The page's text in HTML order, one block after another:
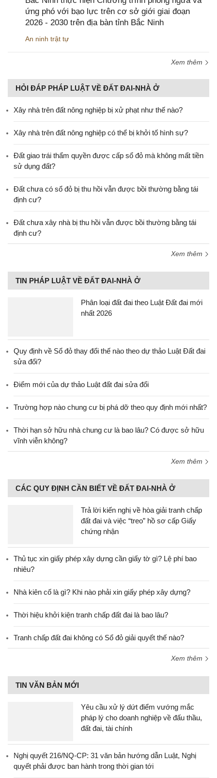
ứng phó với bạo lực trên cơ sở giới giai đoạn
2026 - 2030 trên địa bàn tỉnh Bắc Ninh
An ninh trật tự
Xem thêm
HỎI ĐÁP PHÁP LUẬT VỀ ĐẤT ĐAI-NHÀ Ở
Xây nhà trên đất nông nghiệp bị xử phạt như thế nào?
Xây nhà trên đất nông nghiệp có thể bị khởi tố hình sự?
Đất giao trái thẩm quyền được cấp sổ đỏ mà không mất tiền
sử dụng đất?
Đất chưa có sổ đỏ bị thu hồi vẫn được bồi thường bằng tái
định cư?
Đất chưa xây nhà bị thu hồi vẫn được bồi thường bằng tái
định cư?
Xem thêm
TIN PHÁP LUẬT VỀ ĐẤT ĐAI-NHÀ Ở
Phân loại đất đai theo Luật Đất đai mới
nhất 2026
Quy định về Sổ đỏ thay đổi thế nào theo dự thảo Luật Đất đai
sửa đổi?
Điểm mới của dự thảo Luật đất đai sửa đổi
Trường hợp nào chung cư bị phá dỡ theo quy định mới nhất?
Thời hạn sở hữu nhà chung cư là bao lâu? Có được sở hữu
vĩnh viễn không?
Xem thêm
CÁC QUY ĐỊNH CẦN BIẾT VỀ ĐẤT ĐAI-NHÀ Ở
Trả lời kiến nghị về hòa giải tranh chấp
đất đai và việc “treo” hồ sơ cấp Giấy
chứng nhận
Thủ tục xin giấy phép xây dựng cần giấy tờ gì? Lệ phí bao
nhiêu?
Nhà kiên cố là gì? Khi nào phải xin giấy phép xây dựng?
Thời hiệu khởi kiện tranh chấp đất đai là bao lâu?
Tranh chấp đất đai không có Sổ đỏ giải quyết thế nào?
Xem thêm
TIN VĂN BẢN MỚI
Yêu cầu xử lý dứt điểm vướng mắc
pháp lý cho doanh nghiệp về đấu thầu,
đất đai, tài chính
Nghị quyết 216/NQ-CP: 31 văn bản hướng dẫn Luật, Nghị
quyết phải được ban hành trong thời gian tới